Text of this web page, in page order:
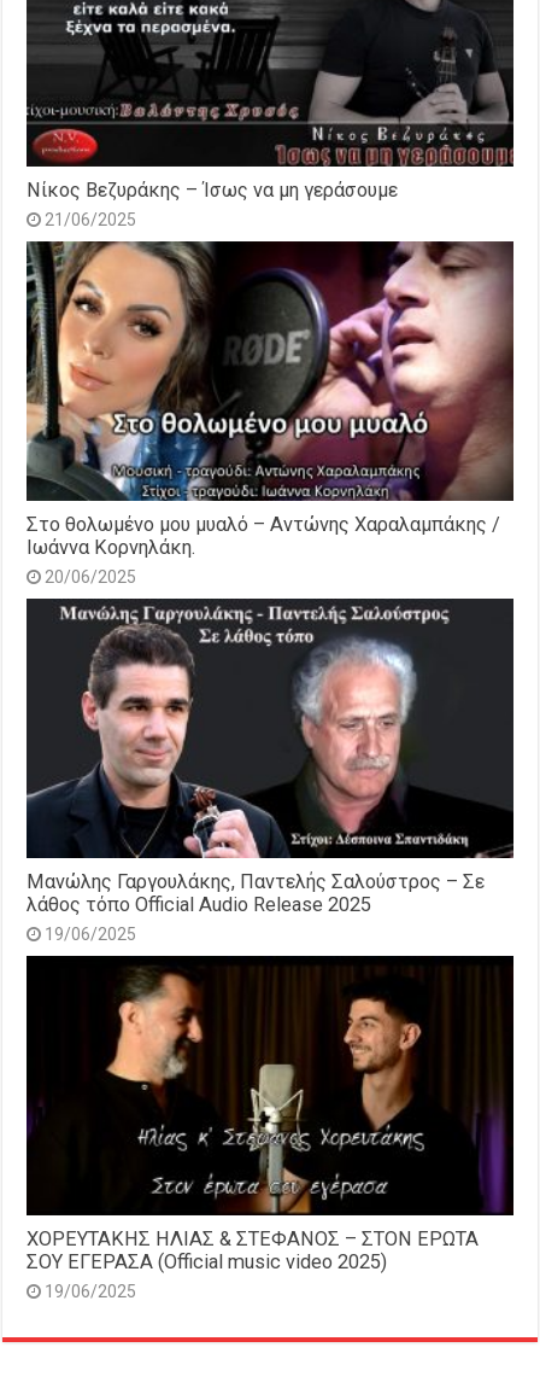
Νίκος Βεζυράκης – Ίσως να μη γεράσουμε
21/06/2025
Στο θολωμένο μου μυαλό – Αντώνης Χαραλαμπάκης /
Ιωάννα Κορνηλάκη.
20/06/2025
Μανώλης Γαργουλάκης, Παντελής Σαλούστρος – Σε
λάθος τόπο Official Audio Release 2025
19/06/2025
ΧΟΡΕΥΤΑΚΗΣ ΗΛΙΑΣ & ΣΤΕΦΑΝΟΣ – ΣΤΟΝ ΕΡΩΤΑ
ΣΟΥ ΕΓΕΡΑΣΑ (Official music video 2025)
19/06/2025